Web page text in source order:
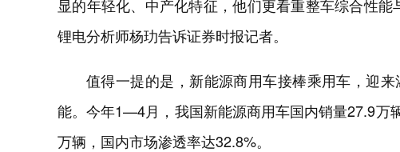
显的年轻化、中产化特征，他们更看重整车综合性
锂电分析师杨玏告诉证券时报记者。
值得一提的是，新能源商用车接棒乘用车，迎
能。今年1—4月，我国新能源商用车国内销量27.9万
万辆，国内市场渗透率达32.8%。